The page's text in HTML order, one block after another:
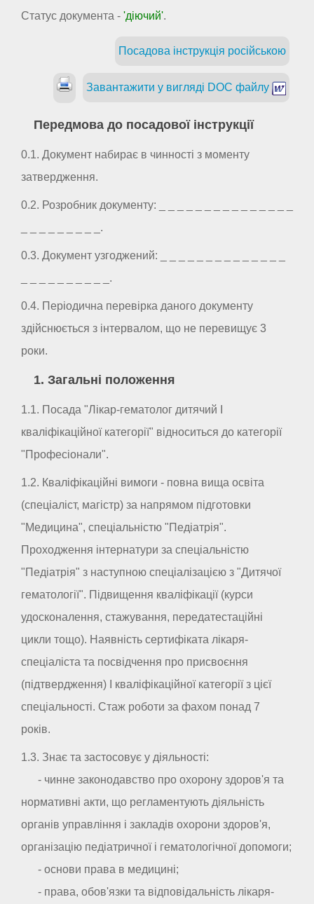
Статус документа - 'діючий'.
Посадова інструкція російською
Завантажити у вигляді DOC файлу
Передмова до посадової інструкції
0.1. Документ набирає в чинності з моменту
затвердження.
0.2. Розробник документу: _ _ _ _ _ _ _ _ _ _ _ _ _ _ _
_ _ _ _ _ _ _ _ _.
0.3. Документ узгоджений: _ _ _ _ _ _ _ _ _ _ _ _ _ _
_ _ _ _ _ _ _ _ _ _.
0.4. Періодична перевірка даного документу
здійснюється з інтервалом, що не перевищує 3
роки.
1. Загальні положення
1.1. Посада "Лікар-гематолог дитячий I
кваліфікаційної категорії" відноситься до категорії
"Професіонали".
1.2. Кваліфікаційні вимоги - повна вища освіта
(спеціаліст, магістр) за напрямом підготовки
"Медицина", спеціальністю "Педіатрія".
Проходження інтернатури за спеціальністю
"Педіатрія" з наступною спеціалізацією з "Дитячої
гематології". Підвищення кваліфікації (курси
удосконалення, стажування, передатестаційні
цикли тощо). Наявність сертифіката лікаря-
спеціаліста та посвідчення про присвоєння
(підтвердження) I кваліфікаційної категорії з цієї
спеціальності. Стаж роботи за фахом понад 7
років.
1.3. Знає та застосовує у діяльності:
- чинне законодавство про охорону здоров'я та
нормативні акти, що регламентують діяльність
органів управління і закладів охорони здоров'я,
організацію педіатричної і гематологічної допомоги;
- основи права в медицині;
- права, обов'язки та відповідальність лікаря-